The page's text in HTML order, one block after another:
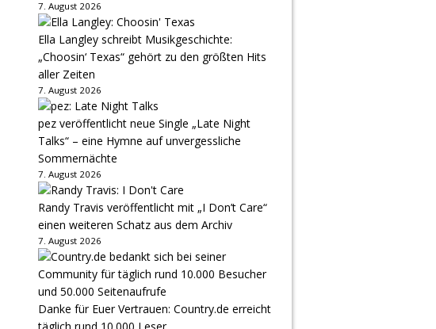
7. August 2026
Ella Langley schreibt Musikgeschichte:
„Choosin‘ Texas“ gehört zu den größten Hits
aller Zeiten
7. August 2026
pez veröffentlicht neue Single „Late Night
Talks“ – eine Hymne auf unvergessliche
Sommernächte
7. August 2026
Randy Travis veröffentlicht mit „I Don’t Care“
einen weiteren Schatz aus dem Archiv
7. August 2026
Danke für Euer Vertrauen: Country.de erreicht